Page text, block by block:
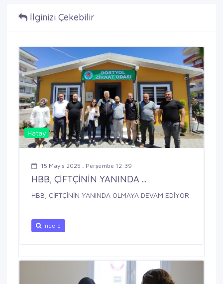
İlginizi Çekebilir
Hatay
15 Mayıs 2025 , Perşembe 12:39
HBB, ÇİFTÇİNİN YANINDA ...
HBB, ÇİFTÇİNİN YANINDA OLMAYA DEVAM EDİYOR
İncele